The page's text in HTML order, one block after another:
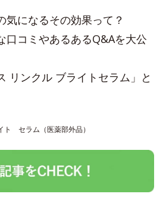
気になるその効果って？
口コミやあるあるQ&Aを大公
リンクル ブライトセラム」と
セラム（医薬部外品）